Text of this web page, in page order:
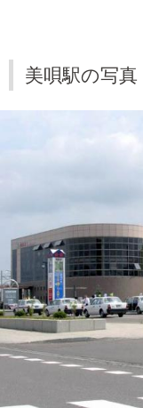
美唄駅の写真